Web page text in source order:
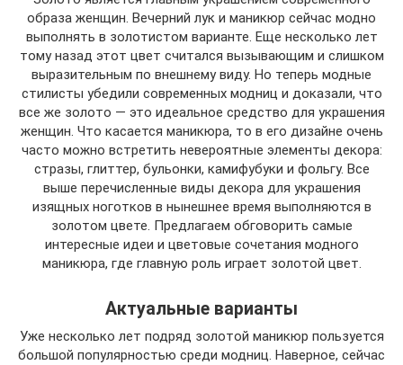
образа женщин. Вечерний лук и маникюр сейчас модно
выполнять в золотистом варианте. Еще несколько лет
тому назад этот цвет считался вызывающим и слишком
выразительным по внешнему виду. Но теперь модные
стилисты убедили современных модниц и доказали, что
все же золото — это идеальное средство для украшения
женщин. Что касается маникюра, то в его дизайне очень
часто можно встретить невероятные элементы декора:
стразы, глиттер, бульонки, камифубуки и фольгу. Все
выше перечисленные виды декора для украшения
изящных ноготков в нынешнее время выполняются в
золотом цвете. Предлагаем обговорить самые
интересные идеи и цветовые сочетания модного
маникюра, где главную роль играет золотой цвет.
Актуальные варианты
Уже несколько лет подряд золотой маникюр пользуется
большой популярностью среди модниц. Наверное, сейчас